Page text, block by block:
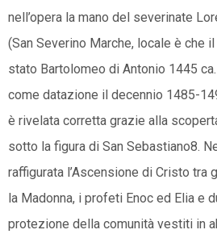
nell’opera la mano del severinate
(San Severino Marche, locale è che
stato Bartolomeo di Antonio 1445
come datazione il decennio 1485-
è rivelata corretta grazie alla
sotto la figura di San Sebastiano8.
raffigurata l’Ascensione di Cristo tra
la Madonna, i profeti Enoc ed Elia e
protezione della comunità vestiti in